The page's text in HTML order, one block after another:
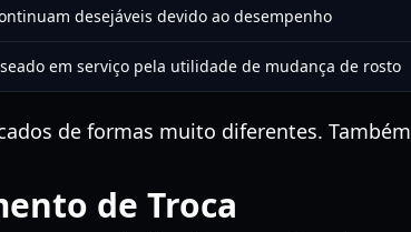
desejáveis devido ao desempenho
em serviço pela utilidade de mudança de rosto
de formas muito diferentes. Também
de Troca